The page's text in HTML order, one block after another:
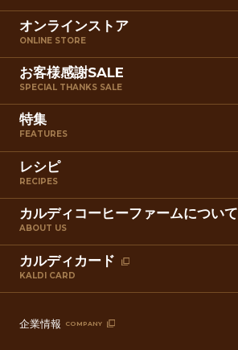
オンラインストア
ONLINE STORE
お客様感謝SALE
SPECIAL THANKS SALE
特集
FEATURES
レシピ
RECIPES
カルディコーヒーファームについて
ABOUT US
カルディカード
KALDI CARD
企業情報 COMPANY